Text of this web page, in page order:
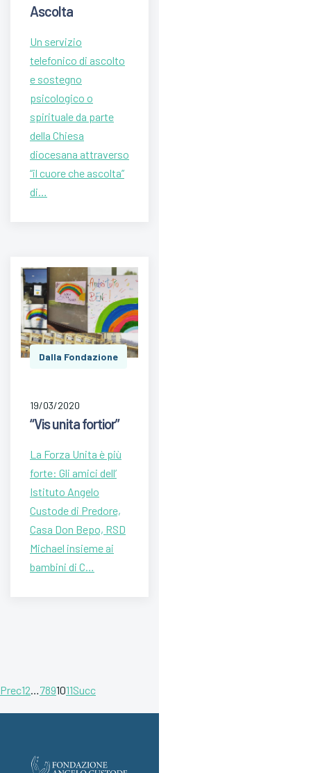
Ascolta
Un servizio
telefonico di ascolto
e sostegno
psicologico o
spirituale da parte
della Chiesa
diocesana attraverso
“il cuore che ascolta”
di…
Dalla Fondazione
19/03/2020
“Vis unita fortior”
La Forza Unita è più
forte: Gli amici dell’
Istituto Angelo
Custode di Predore,
Casa Don Bepo, RSD
Michael insieme ai
bambini di C…
Prec12 7891011Succ